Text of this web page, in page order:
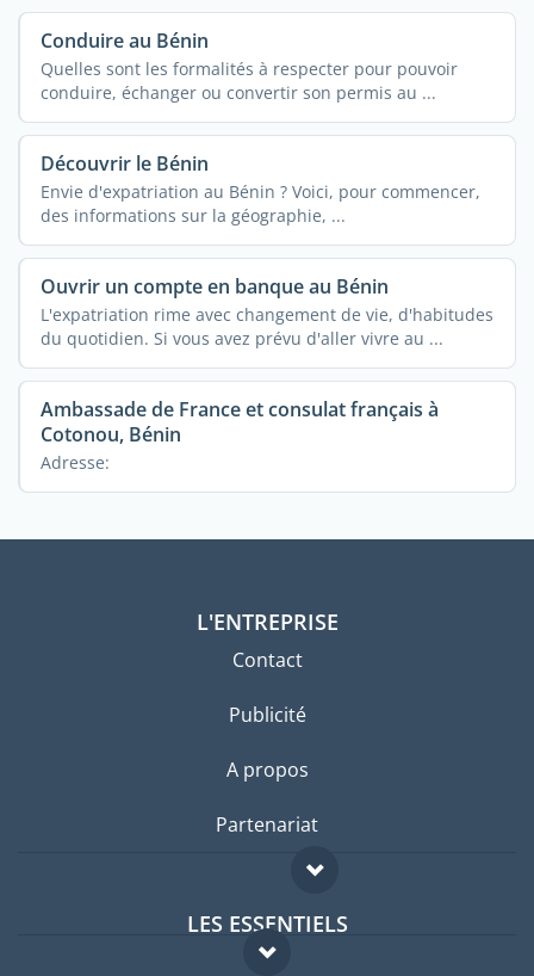
Conduire au Bénin
Quelles sont les formalités à respecter pour pouvoir
conduire, échanger ou convertir son permis au ...
Découvrir le Bénin
Envie d'expatriation au Bénin ? Voici, pour commencer,
des informations sur la géographie, ...
Ouvrir un compte en banque au Bénin
L'expatriation rime avec changement de vie, d'habitudes
du quotidien. Si vous avez prévu d'aller vivre au ...
Ambassade de France et consulat français à
Cotonou, Bénin
Adresse:
L'ENTREPRISE
Contact
Publicité
A propos
Partenariat
LES ESSENTIELS
Forum expatriés